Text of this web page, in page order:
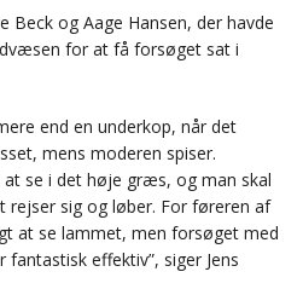
Beck og Aage Hansen, der havde
for at få forsøget sat i
end en underkop, når det
mens moderen spiser.
se i det høje græs, og man skal
sig og løber. For føreren af
at se lammet, men forsøget med
effektiv”, siger Jens